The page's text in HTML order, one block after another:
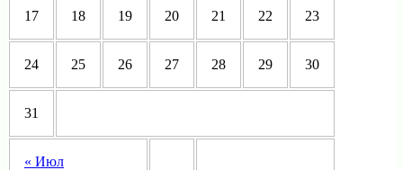
« Июл
17 18 19 20 21 22 23
24 25 26 27 28 29 30
31